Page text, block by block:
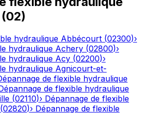
(02)
hydraulique Abbécourt (02300)›
hydraulique Achery (02800)›
hydraulique Acy (02200)›
hydraulique Agnicourt-et-
de flexible hydraulique
de flexible hydraulique
(02110)› Dépannage de flexible
(02820)› Dépannage de flexible